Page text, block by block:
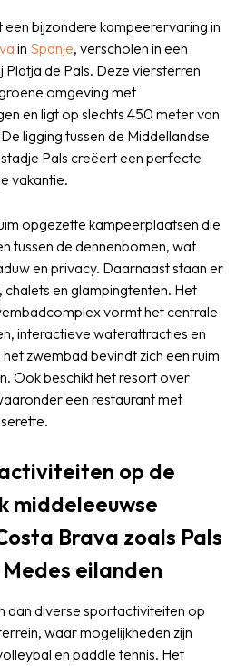
bijzondere kampeerervaring in
in Spanje, verscholen in een
de Pals. Deze viersterren
omgeving met
en ligt op slechts 450 meter van
ligging tussen de Middellandse
Pals creëert een perfecte
vakantie.
opgezette kampeerplaatsen die
tussen de dennenbomen, wat
en privacy. Daarnaast staan er
en glampingtenten. Het
vormt het centrale
interactieve waterattracties en
zwembad bevindt zich een ruim
Ook beschikt het resort over
een restaurant met
op de
middeleeuwse
Brava zoals Pals
eilanden
aan diverse sportactiviteiten op
waar mogelijkheden zijn
en paddle tennis. Het